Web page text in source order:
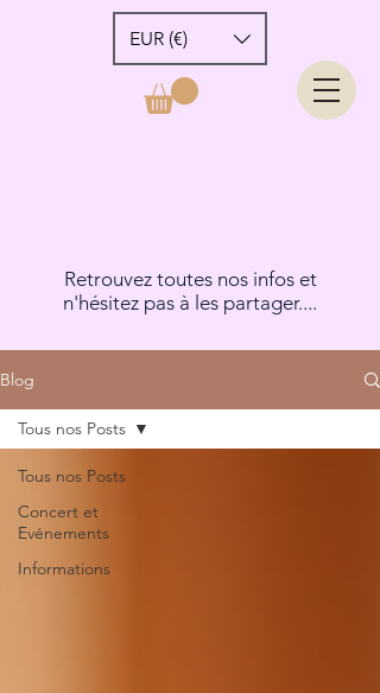
EUR (€)
Retrouvez toutes nos infos et
n'hésitez pas à les partager....
Blog
Tous nos Posts
Concert et
Evénements
Informations
Tous nos Posts